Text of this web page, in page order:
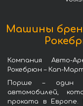
Машины
Компания Авто-
Рокебрюн – Кап-
Порше – один
автомобилей,
проката в